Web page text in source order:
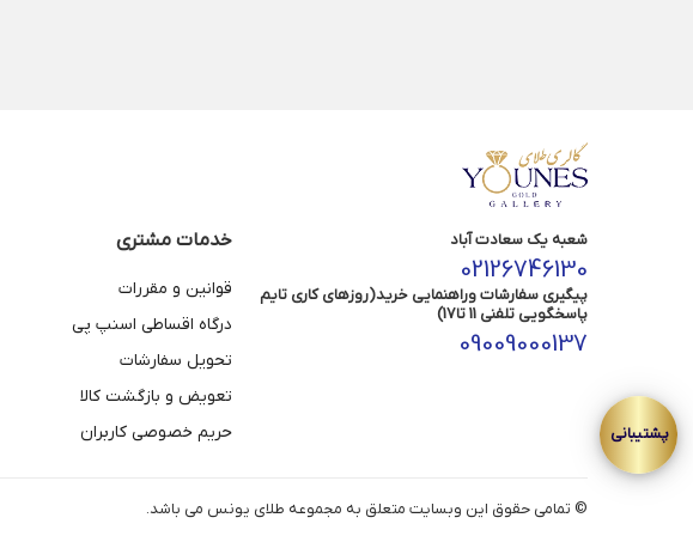
شعبه یک سعادت آباد
02126746130
پیگیری سفارشات وراهنمایی خرید(روزهای کاری تایم
پاسخگویی تلفنی 11 تا17)
09009000137
خدمات مشتری
قوانین و مقررات
درگاه اقساطی اسنپ پی
تحویل سفارشات
تعویض و بازگشت کالا
حریم خصوصی کاربران
© تمامی حقوق این وبسایت متعلق به مجموعه طلای یونس می باشد.